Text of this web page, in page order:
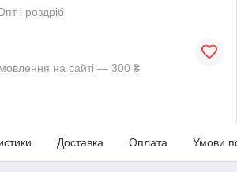
і роздріб
на сайті — 300 ₴
Доставка Оплата Умови